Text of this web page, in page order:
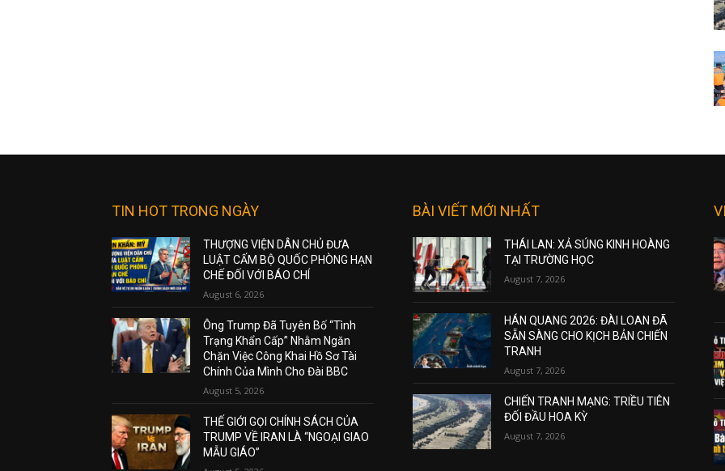
TIN HOT TRONG NGÀY
THƯỢNG VIỆN DÂN CHỦ ĐƯA
LUẬT CẤM BỘ QUỐC PHÒNG HẠN
CHẾ ĐỐI VỚI BÁO CHÍ
August 6, 2026
Ông Trump Đã Tuyên Bố “Tình
Trạng Khẩn Cấp” Nhằm Ngăn
Chặn Việc Công Khai Hồ Sơ Tài
Chính Của Mình Cho Đài BBC
August 5, 2026
THẾ GIỚI GỌI CHÍNH SÁCH CỦA
TRUMP VỀ IRAN LÀ “NGOẠI GIAO
MẪU GIÁO”
BÀI VIẾT MỚI NHẤT
THÁI LAN: XẢ SÚNG KINH HOÀNG
TẠI TRƯỜNG HỌC
August 7, 2026
HÁN QUANG 2026: ĐÀI LOAN ĐÃ
SẴN SÀNG CHO KỊCH BẢN CHIẾN
TRANH
August 7, 2026
CHIẾN TRANH MẠNG: TRIỀU TIÊN
ĐỐI ĐẦU HOA KỲ
August 7, 2026